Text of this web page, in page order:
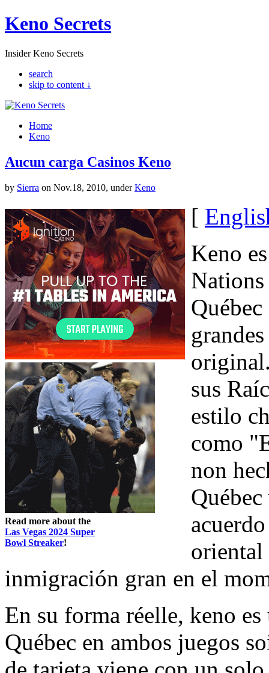
Keno Secrets
Insider Keno Secrets
search
skip to content ↓
Home
Keno
Aucun carga Casinos Keno
by Sierra on Nov.18, 2010, underKeno
Read more about the
Las Vegas 2024 Super
Bowl Streaker!
[
Keno
sus
estilo
como
non
oriental
inmigración gran en el
En su forma réelle, keno
Québec en ambos juegos